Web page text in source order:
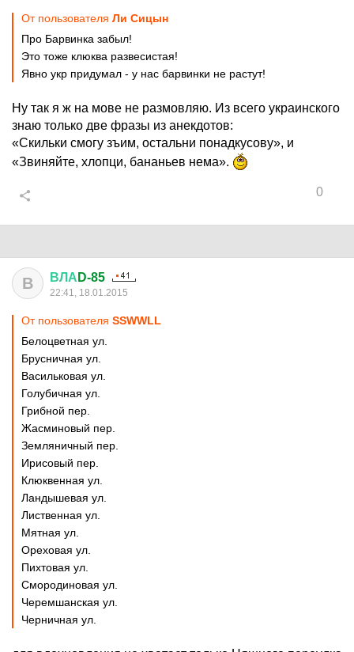
От пользователя Ли Сицын
Про Барвинка забыл!
Это тоже клюква развесистая!
Явно укр придумал - у нас барвинки не растут!
Ну так я ж на мове не размовляю. Из всего украинского
знаю только две фразы из анекдотов:
«Скильки смогу зъим, остальни понадкусову», и
«Звиняйте, хлопци, бананьев нема».
0
В ВЛА D-85
22:41, 18.01.2015
От пользователя SSWWLL
Белоцветная ул.
Брусничная ул.
Васильковая ул.
Голубичная ул.
Грибной пер.
Жасминовый пер.
Земляничный пер.
Ирисовый пер.
Клюквенная ул.
Ландышевая ул.
Лиственная ул.
Мятная ул.
Ореховая ул.
Пихтовая ул.
Смородиновая ул.
Черемшанская ул.
Черничная ул.